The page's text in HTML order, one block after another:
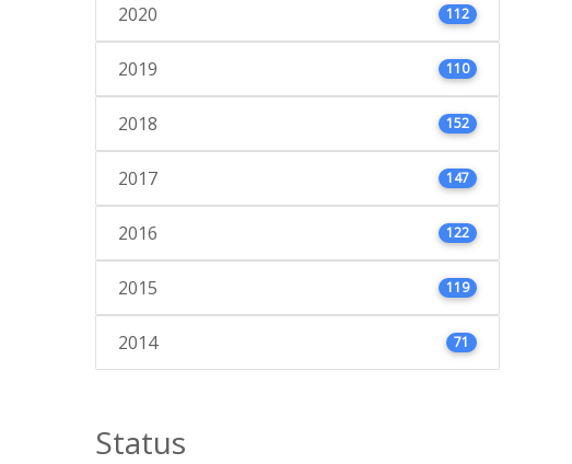
2020 112
2019 110
2018 152
2017 147
2016 122
2015 119
2014 71
Status